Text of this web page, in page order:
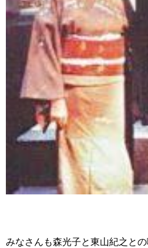
みなさんも森光子と東山紀之と